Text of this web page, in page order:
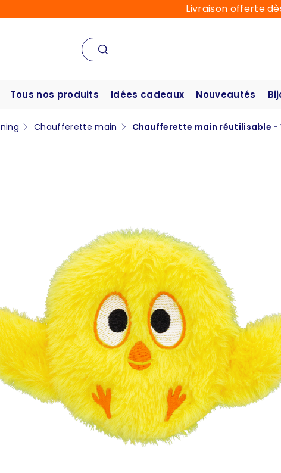
Livraison offerte
Tous nos produits Idées cadeaux Nouveautés
Chaufferette main Chaufferette main réutilisable -